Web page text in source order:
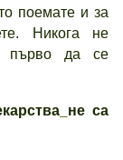
поемате и за
Никога не
първо да се
не са